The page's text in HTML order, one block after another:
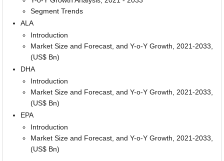
Segment Trends
ALA
Introduction
Market Size and Forecast, and Y-o-Y Growth, 2021-2033,
(US$ Bn)
DHA
Introduction
Market Size and Forecast, and Y-o-Y Growth, 2021-2033,
(US$ Bn)
EPA
Introduction
Market Size and Forecast, and Y-o-Y Growth, 2021-2033,
(US$ Bn)